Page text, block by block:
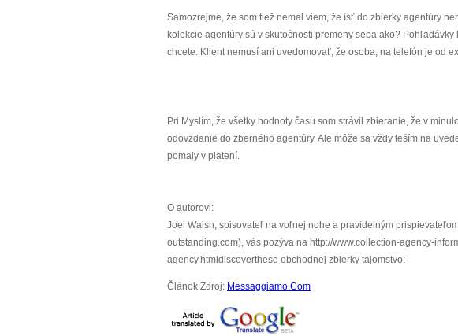
Samozrejme, že som tiež nemal viem, že ísť do zbierky agentúry
kolekcie agentúry sú v skutočnosti premeny seba ako?
chcete. Klient nemusí ani uvedomovať, že osoba, na telefón je od
Pri Myslím, že všetky hodnoty času som strávil zbieranie, že v
odovzdanie do zberného agentúry. Ale môže sa vždy teším na
pomaly v platení.
O autorovi:
Joel Walsh, spisovateľ na voľnej nohe a pravidelným
outstanding.com), vás pozýva na http://www.collection-agency-
agency.htmldiscoverthese obchodnej zbierky tajomstvo:
Článok Zdroj: Messaggiamo.Com